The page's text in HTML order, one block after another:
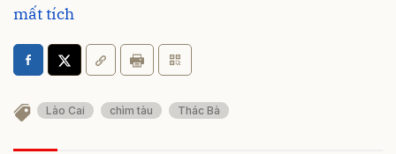
mất tích
Lào Cai chìm tàu Thác Bà